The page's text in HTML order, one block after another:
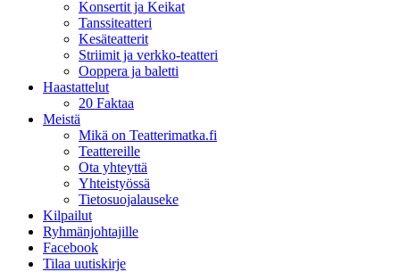
Konsertit ja Keikat
Tanssiteatteri
Kesäteatterit
Striimit ja verkko-teatteri
Ooppera ja baletti
Haastattelut
20 Faktaa
Meistä
Mikä on Teatterimatka.fi
Teattereille
Ota yhteyttä
Yhteistyössä
Tietosuojalauseke
Kilpailut
Ryhmänjohtajille
Facebook
Tilaa uutiskirje